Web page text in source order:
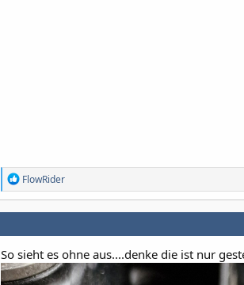
R
e
a
k
o
n
e
FlowRider
So sieht es ohne aus....denke die ist nur